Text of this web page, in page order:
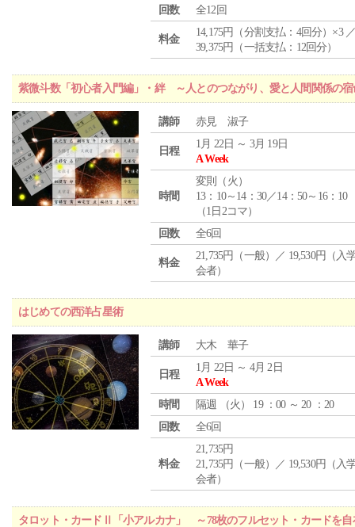
回数
全12回
料金
14,175円（分割支払：4回分）×3
39,375円（一括支払：12回分）
紫微斗数「初心者入門編」・絆 ～人とのつながり、愛と人間関係の宿
講師 赤見 淑子
日程
1月 22日 ～ 3月 19日
A Week
時間
変則（火）
13：10～14：30／14：50～16：10
（1日2コマ）
回数
全6回
料金
21,735円（一般）／ 19,530円（入
会者）
はじめての西洋占星術
講師 大木 華子
日程
1月 22日 ～ 4月 2日
A Week
時間
隔週 （火 ） 19 ：00 ～ 20 ：20
回数
全6回
料金
21,735円
21,735円（一般）／ 19,530円（入
会者）
タロット・カードⅡ「小アルカナ」 ～78枚のフルセット・カードを自